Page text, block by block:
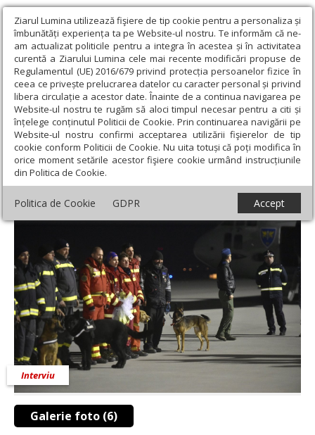
Ziarul Lumina utilizează fişiere de tip cookie pentru a personaliza și
îmbunătăți experiența ta pe Website-ul nostru. Te informăm că ne-
am actualizat politicile pentru a integra în acestea și în activitatea
curentă a Ziarului Lumina cele mai recente modificări propuse de
Regulamentul (UE) 2016/679 privind protecția persoanelor fizice în
ceea ce privește prelucrarea datelor cu caracter personal și privind
libera circulație a acestor date. Înainte de a continua navigarea pe
Website-ul nostru te rugăm să aloci timpul necesar pentru a citi și
înțelege conținutul Politicii de Cookie. Prin continuarea navigării pe
Website-ul nostru confirmi acceptarea utilizării fişierelor de tip
cookie conform Politicii de Cookie. Nu uita totuși că poți modifica în
orice moment setările acestor fişiere cookie urmând instrucțiunile
din Politica de Cookie.
Politica de Cookie GDPR Accept
Ziarul Lumina › Educaţie și Cultură › Interviu › „Panica se
instalează atunci când nu suntem pregătiţi”
„Panica se instalează atunci când nu
suntem pregătiţi”
Galerie foto (6)
Interviu